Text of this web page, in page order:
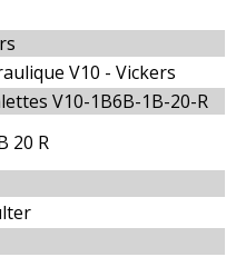
V10 - Vickers
V10-1B6B-1B-20-R
20 R